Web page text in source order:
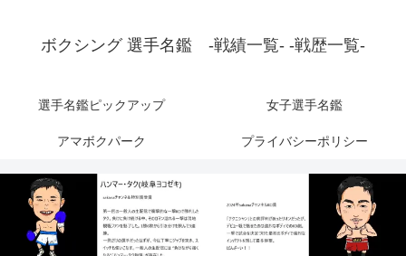
ボクシング 選手名鑑 -戦績一覧- -戦歴一覧-
選手名鑑ピックアップ 女子選手名鑑
アマボクパーク プライバシーポリシー